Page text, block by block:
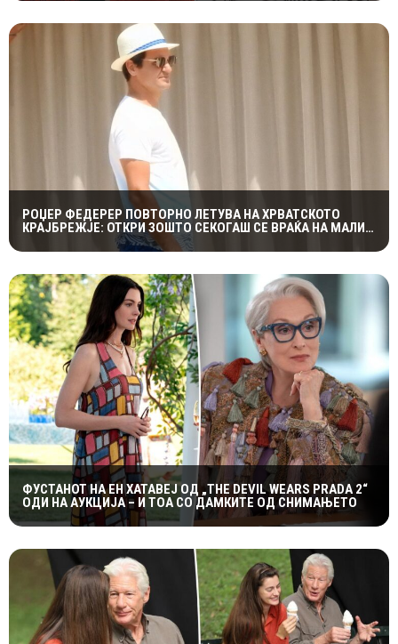
РОЏЕР ФЕДЕРЕР ПОВТОРНО ЛЕТУВА НА ХРВАТСКОТО
КРАЈБРЕЖЈЕ: ОТКРИ ЗОШТО СЕКОГАШ СЕ ВРАЌА НА МАЛИ
ФУСТАНОТ НА ЕН ХАТАВЕЈ ОД „THE DEVIL WEARS PRADA 2“
ОДИ НА АУКЦИЈА – И ТОА СО ДАМКИТЕ ОД СНИМАЊЕТО